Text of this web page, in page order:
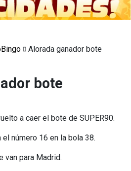
Alorada ganador bote
bote
a caer el bote de SUPER90.
número 16 en la bola 38.
van para Madrid.